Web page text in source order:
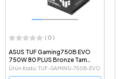
( 0 )
ASUS TUF Gaming750B EVO
750W 80 PLUS Bronze Tam
Modüler Güç Kaynağı
Ürün Kodu: TUF-GAMING-750B-EVO